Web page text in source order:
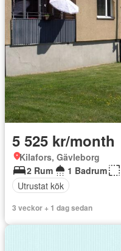
5 525 kr/month
Kilafors, Gävleborg
2 Rum
1 Badrum
Utrustat kök
3 veckor + 1 dag sedan